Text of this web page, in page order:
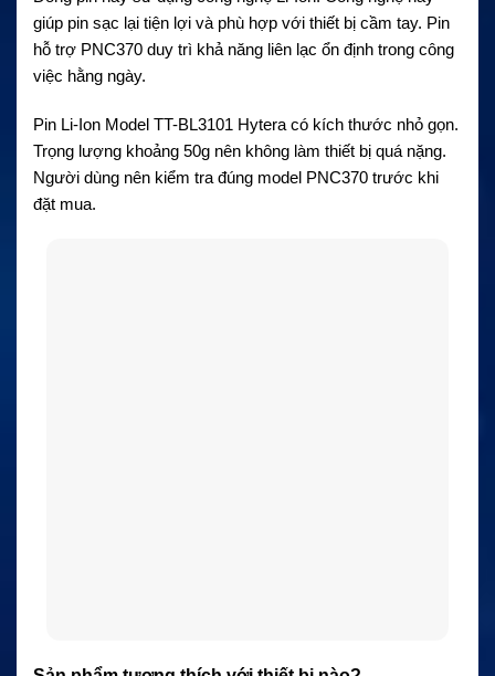
giúp pin sạc lại tiện lợi và phù hợp với thiết bị cầm tay. Pin
hỗ trợ PNC370 duy trì khả năng liên lạc ổn định trong công
việc hằng ngày.
Pin Li-Ion Model TT-BL3101 Hytera có kích thước nhỏ gọn.
Trọng lượng khoảng 50g nên không làm thiết bị quá nặng.
Người dùng nên kiểm tra đúng model PNC370 trước khi
đặt mua.